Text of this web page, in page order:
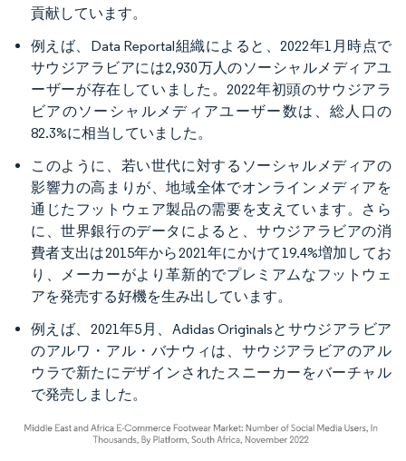
貢献しています。
例えば、Data Reportal組織によると、2022年1月時点で
サウジアラビアには2,930万人のソーシャルメディアユ
ーザーが存在していました。2022年初頭のサウジアラ
ビアのソーシャルメディアユーザー数は、総人口の
82.3%に相当していました。
このように、若い世代に対するソーシャルメディアの
影響力の高まりが、地域全体でオンラインメディアを
通じたフットウェア製品の需要を支えています。さら
に、世界銀行のデータによると、サウジアラビアの消
費者支出は2015年から2021年にかけて19.4%増加してお
り、メーカーがより革新的でプレミアムなフットウェ
アを発売する好機を生み出しています。
例えば、2021年5月、Adidas Originalsとサウジアラビア
のアルワ・アル・バナウィは、サウジアラビアのアル
ウラで新たにデザインされたスニーカーをバーチャル
で発売しました。